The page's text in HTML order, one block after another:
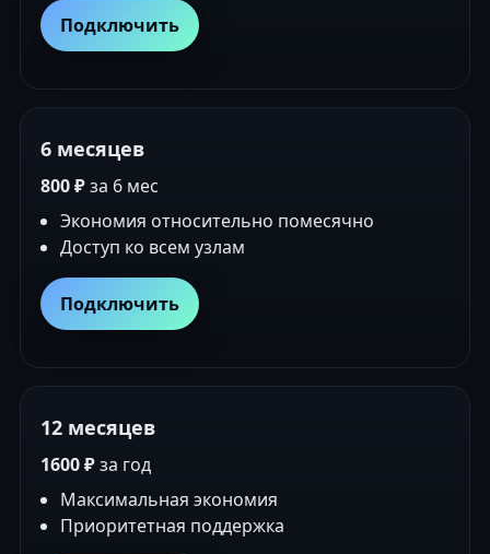
Подключить
6 месяцев
800 ₽за 6 мес
Экономия относительно помесячно
Доступ ко всем узлам
Подключить
12 месяцев
1600 ₽за год
Максимальная экономия
Приоритетная поддержка